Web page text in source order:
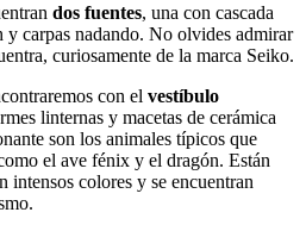
dos fuentes, una con cascada
carpas nadando. No olvides admirar
curiosamente de la marca Seiko.
con el vestíbulo
linternas y macetas de cerámica
son los animales típicos que
el ave fénix y el dragón. Están
intensos colores y se encuentran